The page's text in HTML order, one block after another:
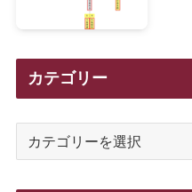
カテゴリー